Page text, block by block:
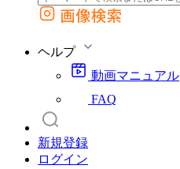
外部サイトの商品をカートに追加
画像検索
ヘルプ
動画マニュアル
FAQ
新規登録
ログイン